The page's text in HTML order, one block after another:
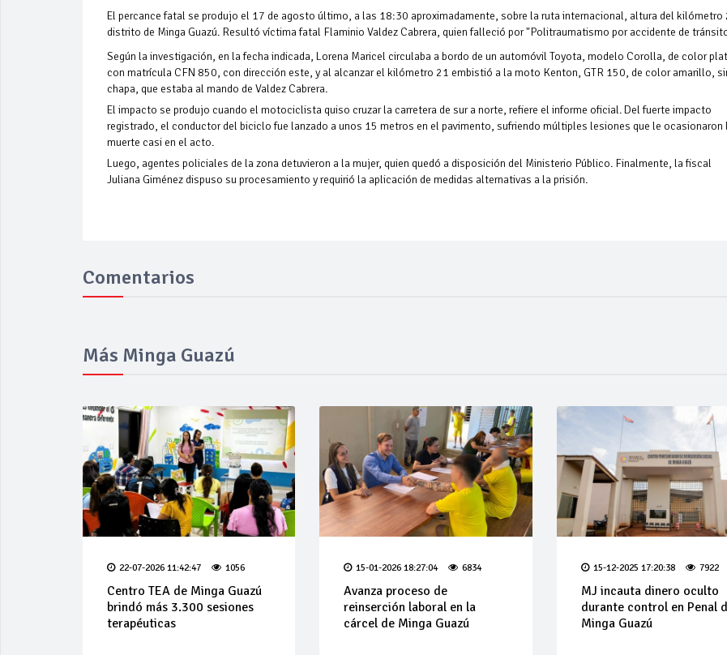
El percance fatal se produjo el 17 de agosto último, a las 18:30 aproximadamente, sobre la ruta internacional, altura del kilómetro
distrito de Minga Guazú. Resultó víctima fatal Flaminio Valdez Cabrera, quien falleció por "Politraumatismo por accidente de
Según la investigación, en la fecha indicada, Lorena Maricel circulaba a bordo de un automóvil Toyota, modelo Corolla, de color
con matrícula CFN 850, con dirección este, y al alcanzar el kilómetro 21 embistió a la moto Kenton, GTR 150, de color amarillo,
chapa, que estaba al mando de Valdez Cabrera.
El impacto se produjo cuando el motociclista quiso cruzar la carretera de sur a norte, refiere el informe oficial. Del fuerte impacto
registrado, el conductor del biciclo fue lanzado a unos 15 metros en el pavimento, sufriendo múltiples lesiones que le ocasionaron
muerte casi en el acto.
Luego, agentes policiales de la zona detuvieron a la mujer, quien quedó a disposición del Ministerio Público. Finalmente, la fiscal
Juliana Giménez dispuso su procesamiento y requirió la aplicación de medidas alternativas a la prisión.
Comentarios
Más Minga Guazú
22-07-2026 11:42:47 1056
Centro TEA de Minga Guazú
brindó más 3.300 sesiones
terapéuticas
15-01-2026 18:27:04 6834
Avanza proceso de
reinserción laboral en la
cárcel de Minga Guazú
15-12-2025 17:20:38 7922
MJ incauta dinero oculto
durante control en Penal
Minga Guazú